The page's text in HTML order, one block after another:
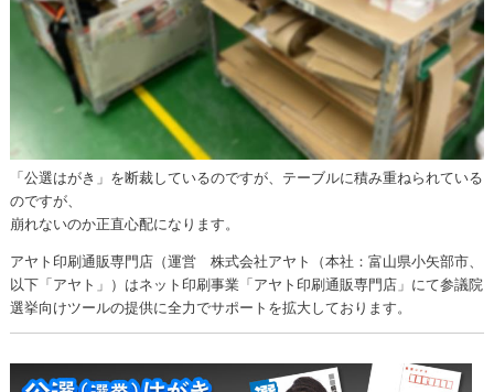
「公選はがき」を断裁しているのですが、テーブルに積み重ねられている
のですが、
崩れないのか正直心配になります。
アヤト印刷通販専門店（運営 株式会社アヤト（本社：富山県小矢部市、
以下「アヤト」）はネット印刷事業「アヤト印刷通販専門店」にて参議院
選挙向けツールの提供に全力でサポートを拡大しております。